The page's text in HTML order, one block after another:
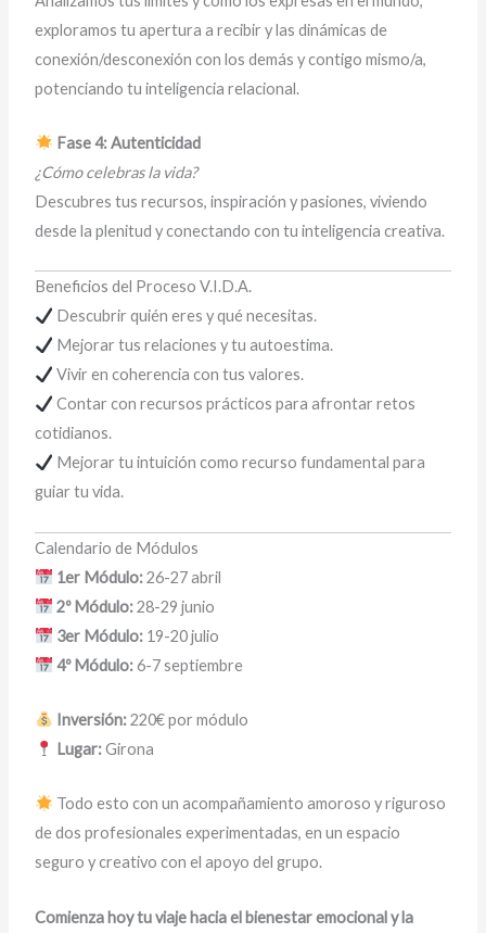
exploramos tu apertura a recibir y las dinámicas de
conexión/desconexión con los demás y contigo mismo/a,
potenciando tu inteligencia relacional.
Fase 4: Autenticidad
¿Cómo celebras la vida?
Descubres tus recursos, inspiración y pasiones, viviendo
desde la plenitud y conectando con tu inteligencia creativa.
Beneficios del Proceso V.I.D.A.
Descubrir quién eres y qué necesitas.
Mejorar tus relaciones y tu autoestima.
Vivir en coherencia con tus valores.
Contar con recursos prácticos para afrontar retos
cotidianos.
Mejorar tu intuición como recurso fundamental para
guiar tu vida.
Calendario de Módulos
1er Módulo:26-27 abril
2º Módulo:28-29 junio
3er Módulo: 19-20 julio
4º Módulo:6-7 septiembre
Inversión:220€ por módulo
Lugar:Girona
Todo esto con un acompañamiento amoroso y riguroso
de dos profesionales experimentadas, en un espacio
seguro y creativo con el apoyo del grupo.
Comienza hoy tu viaje hacia el bienestar emocional y la